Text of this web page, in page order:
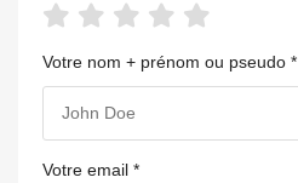
Votre nom + prénom ou pseudo *
Votre email *